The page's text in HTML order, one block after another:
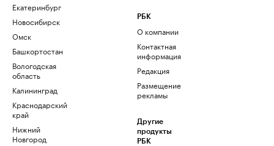
Екатеринбург
Новосибирск
Омск
Башкортостан
Вологодская
область
Калининград
Краснодарский
край
Нижний
Новгород
РБК
О компании
Контактная
информация
Редакция
Размещение
рекламы
Другие
продукты
РБК